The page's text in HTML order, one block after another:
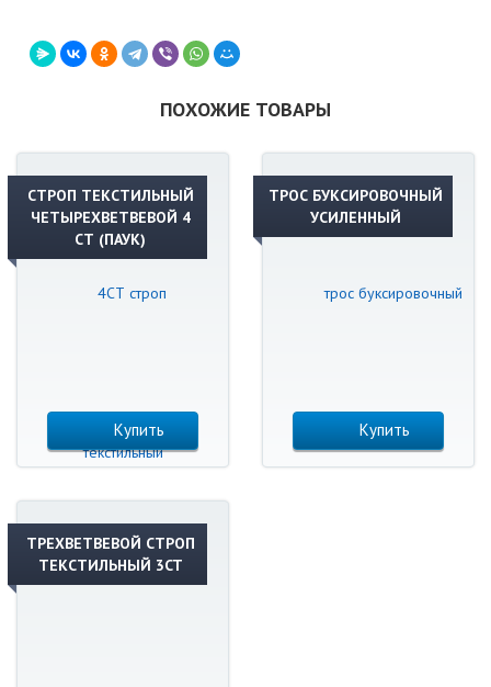
ПОХОЖИЕ ТОВАРЫ
СТРОП ТЕКСТИЛЬНЫЙ
ЧЕТЫРЕХВЕТВЕВОЙ 4
СТ (ПАУК)
Купить
ТРОС БУКСИРОВОЧНЫЙ
УСИЛЕННЫЙ
Купить
ТРЕХВЕТВЕВОЙ СТРОП
ТЕКСТИЛЬНЫЙ 3CT